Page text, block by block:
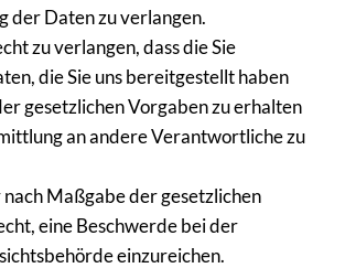
der Daten zu verlangen.
zu verlangen, dass die Sie
die Sie uns bereitgestellt haben
gesetzlichen Vorgaben zu erhalten
an andere Verantwortliche zu
Maßgabe der gesetzlichen
eine Beschwerde bei der
einzureichen.